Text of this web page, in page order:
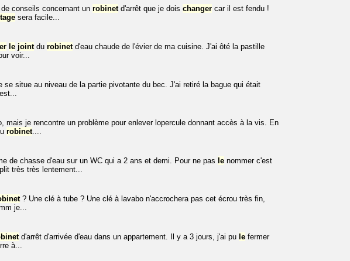
conseils concernant un robinetd'arrêt que je dois changer car il est fendu !
sera facile...
le jointdu robinetd'eau chaude de l'évier de ma cuisine. J'ai ôté la pastille
voir...
se situe au niveau de la partie pivotante du bec. J'ai retiré la bague qui était
mais je rencontre un problème pour enlever lopercule donnant accès à la vis. En
robinet....
de chasse d'eau sur un WC qui a 2 ans et demi. Pour ne pas le nommer c'est
très très lentement...
? Une clé à tube ? Une clé à lavabo n'accrochera pas cet écrou très fin,
je...
d'arrêt d'arrivée d'eau dans un appartement. Il y a 3 jours, j'ai pu le fermer
à...